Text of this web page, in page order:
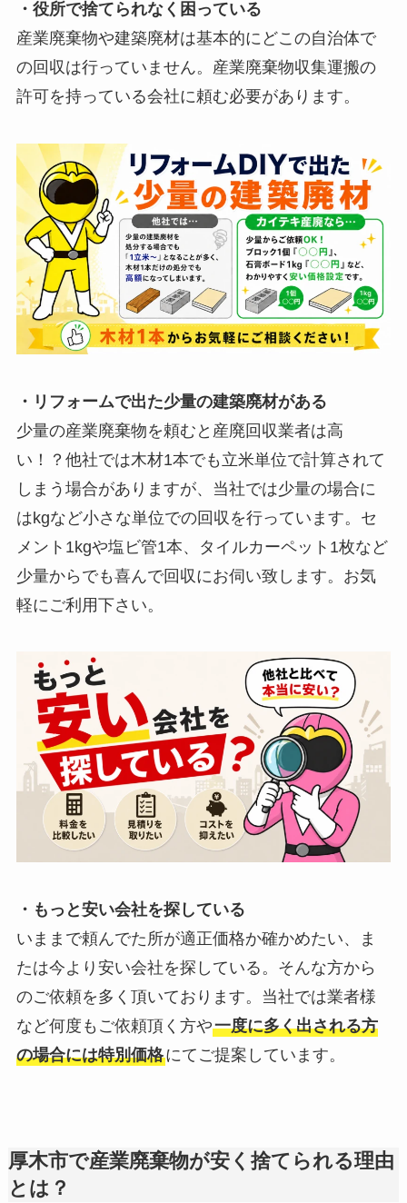
・役所で捨てられなく困っている
産業廃棄物や建築廃材は基本的にどこの自治体で
の回収は行っていません。産業廃棄物収集運搬の
許可を持っている会社に頼む必要があります。
・リフォームで出た少量の建築廃材がある
少量の産業廃棄物を頼むと産廃回収業者は高
い！？他社では木材1本でも立米単位で計算されて
しまう場合がありますが、当社では少量の場合に
はkgなど小さな単位での回収を行っています。セ
メント1kgや塩ビ管1本、タイルカーペット1枚など
少量からでも喜んで回収にお伺い致します。お気
軽にご利用下さい。
・もっと安い会社を探している
いままで頼んでた所が適正価格か確かめたい、ま
たは今より安い会社を探している。そんな方から
のご依頼を多く頂いております。当社では業者様
など何度もご依頼頂く方や一度に多く出される方
の場合には特別価格にてご提案しています。
厚木市で産業廃棄物が安く捨てられる理由
とは？